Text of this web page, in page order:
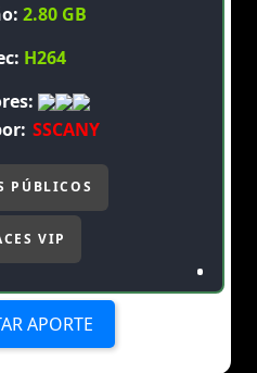
2.80 GB
H264
SSCANY
PÚBLICOS
VIP
APORTE